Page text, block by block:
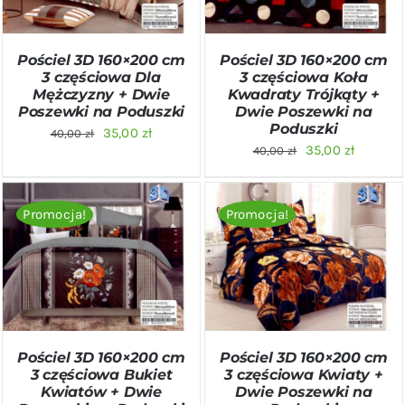
Pościel 3D 160×200 cm
3 częściowa Dla
Mężczyzny + Dwie
Poszewki na Poduszki
40,00zł
Pierwotna
wynosiła:
40,00 zł.
35,00 złAktualna
wynosi:
35,00 zł.
Pościel 3D 160×200 cm
3 częściowa Koła
Kwadraty Trójkąty +
Dwie Poszewki na
Poduszki
40,00zł
Pierwotna
wynosiła:
40,00 zł.
35,00 zł
wynosi:
35,00
Promocja!
DODAJ DO KOSZYKA
/
SZCZEGÓŁY
Pościel 3D 160×200 cm
3 częściowa Bukiet
Kwiatów + Dwie
Promocja!
DODAJ DO KOSZYKA
/
SZCZEGÓŁY
Pościel 3D 160×200 cm
3 częściowa Kwiaty +
Dwie Poszewki na